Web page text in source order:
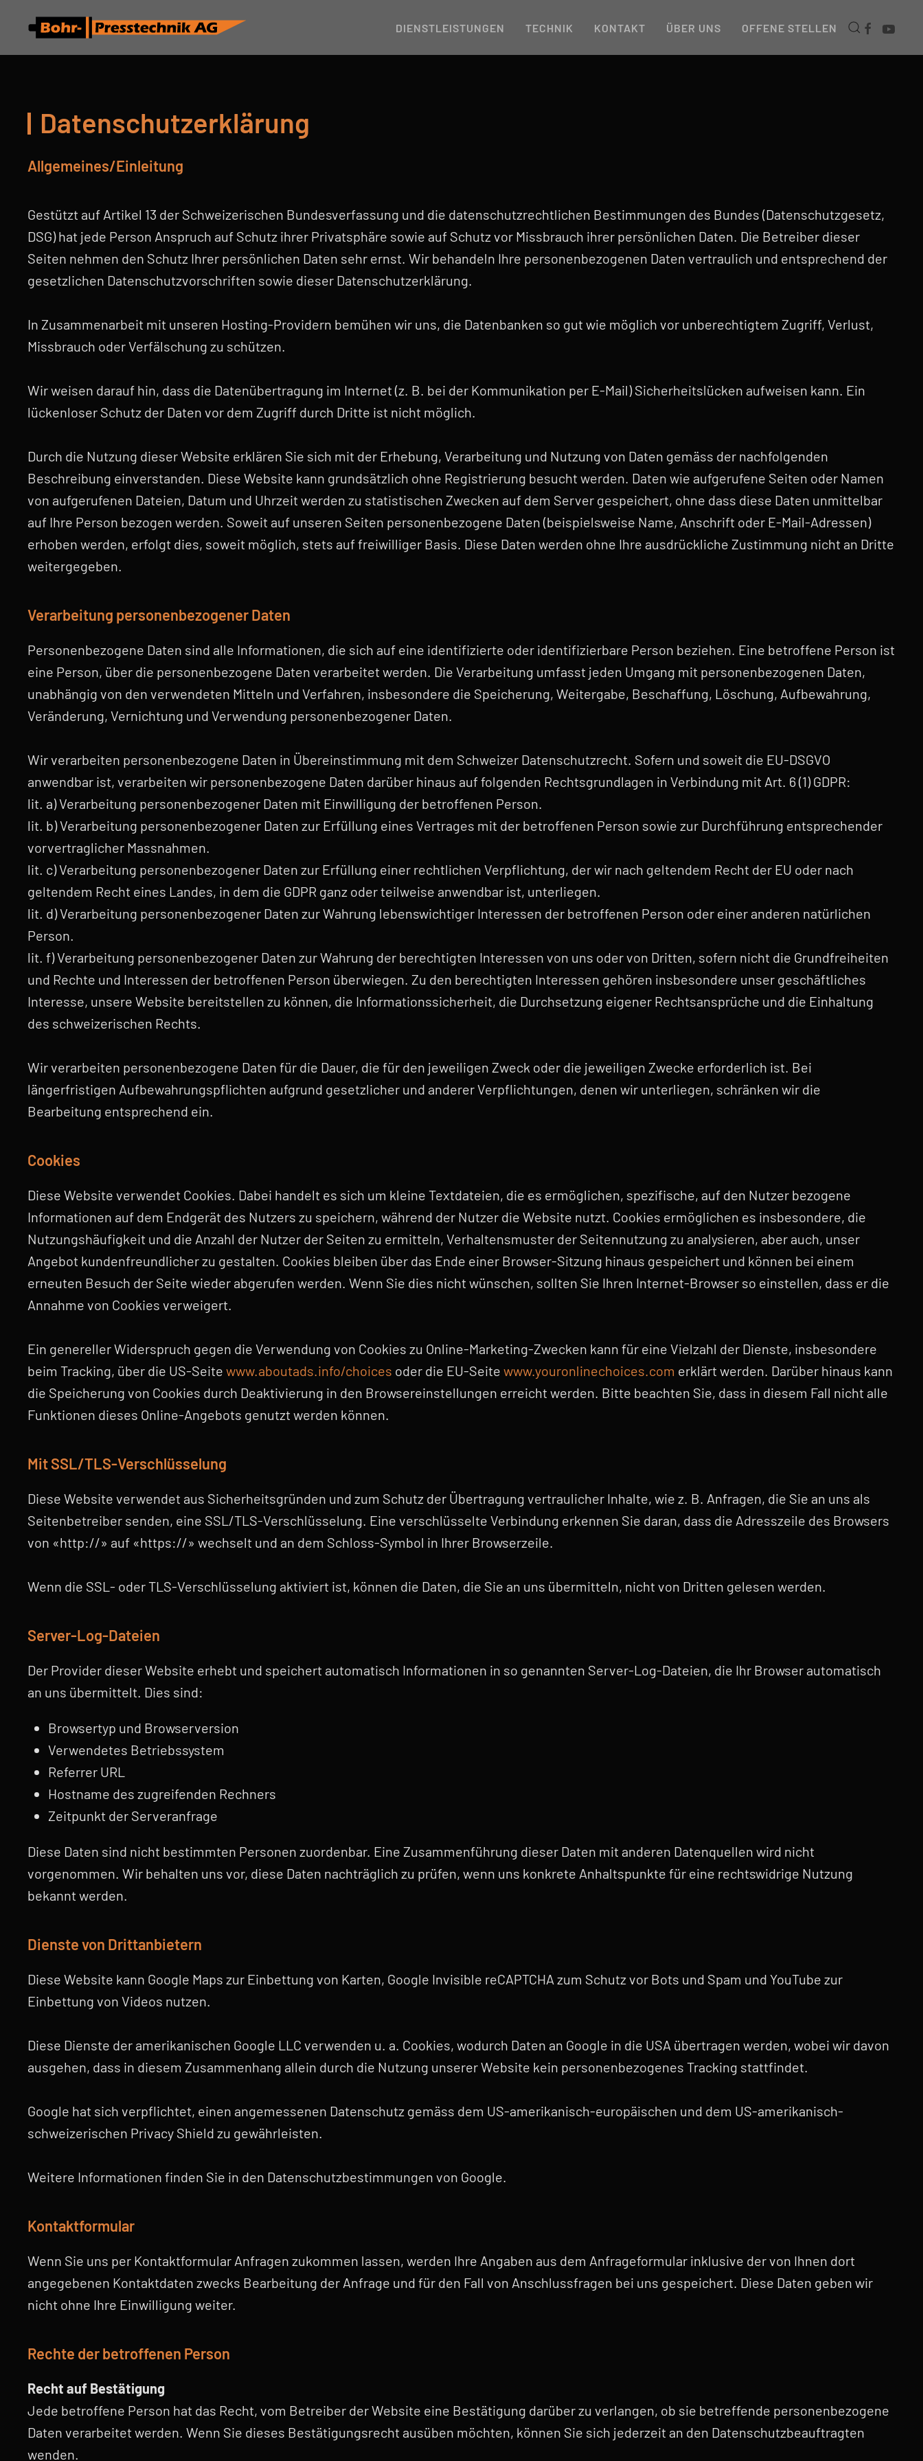
Zum Hauptinhalt springen DIENSTLEISTUNGEN TECHNIK KONTAKT ÜBER UNS OFFENE STELLEN
Datenschutzerklärung
Allgemeines/Einleitung
Gestützt auf Artikel 13 der Schweizerischen Bundesverfassung und die datenschutzrechtlichen Bestimmungen des Bundes (Datenschutzgesetz,
DSG) hat jede Person Anspruch auf Schutz ihrer Privatsphäre sowie auf Schutz vor Missbrauch ihrer persönlichen Daten. Die Betreiber dieser
Seiten nehmen den Schutz Ihrer persönlichen Daten sehr ernst. Wir behandeln Ihre personenbezogenen Daten vertraulich und entsprechend der
gesetzlichen Datenschutzvorschriften sowie dieser Datenschutzerklärung.
In Zusammenarbeit mit unseren Hosting-Providern bemühen wir uns, die Datenbanken so gut wie möglich vor unberechtigtem Zugriff, Verlust,
Missbrauch oder Verfälschung zu schützen.
Wir weisen darauf hin, dass die Datenübertragung im Internet (z. B. bei der Kommunikation per E-Mail) Sicherheitslücken aufweisen kann. Ein
lückenloser Schutz der Daten vor dem Zugriff durch Dritte ist nicht möglich.
Durch die Nutzung dieser Website erklären Sie sich mit der Erhebung, Verarbeitung und Nutzung von Daten gemäss der nachfolgenden
Beschreibung einverstanden. Diese Website kann grundsätzlich ohne Registrierung besucht werden. Daten wie aufgerufene Seiten oder Namen
von aufgerufenen Dateien, Datum und Uhrzeit werden zu statistischen Zwecken auf dem Server gespeichert, ohne dass diese Daten unmittelbar
auf Ihre Person bezogen werden. Soweit auf unseren Seiten personenbezogene Daten (beispielsweise Name, Anschrift oder E-Mail-Adressen)
erhoben werden, erfolgt dies, soweit möglich, stets auf freiwilliger Basis. Diese Daten werden ohne Ihre ausdrückliche Zustimmung nicht an Dritte
weitergegeben.
Verarbeitung personenbezogener Daten
Personenbezogene Daten sind alle Informationen, die sich auf eine identifizierte oder identifizierbare Person beziehen. Eine betroffene Person ist
eine Person, über die personenbezogene Daten verarbeitet werden. Die Verarbeitung umfasst jeden Umgang mit personenbezogenen Daten,
unabhängig von den verwendeten Mitteln und Verfahren, insbesondere die Speicherung, Weitergabe, Beschaffung, Löschung, Aufbewahrung,
Veränderung, Vernichtung und Verwendung personenbezogener Daten.
Wir verarbeiten personenbezogene Daten in Übereinstimmung mit dem Schweizer Datenschutzrecht. Sofern und soweit die EU-DSGVO
anwendbar ist, verarbeiten wir personenbezogene Daten darüber hinaus auf folgenden Rechtsgrundlagen in Verbindung mit Art. 6 (1) GDPR:
lit. a) Verarbeitung personenbezogener Daten mit Einwilligung der betroffenen Person.
lit. b) Verarbeitung personenbezogener Daten zur Erfüllung eines Vertrages mit der betroffenen Person sowie zur Durchführung entsprechender
vorvertraglicher Massnahmen.
lit. c) Verarbeitung personenbezogener Daten zur Erfüllung einer rechtlichen Verpflichtung, der wir nach geltendem Recht der EU oder nach
geltendem Recht eines Landes, in dem die GDPR ganz oder teilweise anwendbar ist, unterliegen.
lit. d) Verarbeitung personenbezogener Daten zur Wahrung lebenswichtiger Interessen der betroffenen Person oder einer anderen natürlichen
Person.
lit. f) Verarbeitung personenbezogener Daten zur Wahrung der berechtigten Interessen von uns oder von Dritten, sofern nicht die Grundfreiheiten
und Rechte und Interessen der betroffenen Person überwiegen. Zu den berechtigten Interessen gehören insbesondere unser geschäftliches
Interesse, unsere Website bereitstellen zu können, die Informationssicherheit, die Durchsetzung eigener Rechtsansprüche und die Einhaltung
des schweizerischen Rechts.
Wir verarbeiten personenbezogene Daten für die Dauer, die für den jeweiligen Zweck oder die jeweiligen Zwecke erforderlich ist. Bei
längerfristigen Aufbewahrungspflichten aufgrund gesetzlicher und anderer Verpflichtungen, denen wir unterliegen, schränken wir die
Bearbeitung entsprechend ein.
Cookies
Diese Website verwendet Cookies. Dabei handelt es sich um kleine Textdateien, die es ermöglichen, spezifische, auf den Nutzer bezogene
Informationen auf dem Endgerät des Nutzers zu speichern, während der Nutzer die Website nutzt. Cookies ermöglichen es insbesondere, die
Nutzungshäufigkeit und die Anzahl der Nutzer der Seiten zu ermitteln, Verhaltensmuster der Seitennutzung zu analysieren, aber auch, unser
Angebot kundenfreundlicher zu gestalten. Cookies bleiben über das Ende einer Browser-Sitzung hinaus gespeichert und können bei einem
erneuten Besuch der Seite wieder abgerufen werden. Wenn Sie dies nicht wünschen, sollten Sie Ihren Internet-Browser so einstellen, dass er die
Annahme von Cookies verweigert.
Ein genereller Widerspruch gegen die Verwendung von Cookies zu Online-Marketing-Zwecken kann für eine Vielzahl der Dienste, insbesondere
beim Tracking, über die US-Seite www.aboutads.info/choices oder die EU-Seite www.youronlinechoices.com erklärt werden. Darüber hinaus kann
die Speicherung von Cookies durch Deaktivierung in den Browsereinstellungen erreicht werden. Bitte beachten Sie, dass in diesem Fall nicht alle
Funktionen dieses Online-Angebots genutzt werden können.
Mit SSL/TLS-Verschlüsselung
Diese Website verwendet aus Sicherheitsgründen und zum Schutz der Übertragung vertraulicher Inhalte, wie z. B. Anfragen, die Sie an uns als
Seitenbetreiber senden, eine SSL/TLS-Verschlüsselung. Eine verschlüsselte Verbindung erkennen Sie daran, dass die Adresszeile des Browsers
von «http://» auf «https://» wechselt und an dem Schloss-Symbol in Ihrer Browserzeile.
Wenn die SSL- oder TLS-Verschlüsselung aktiviert ist, können die Daten, die Sie an uns übermitteln, nicht von Dritten gelesen werden.
Server-Log-Dateien
Der Provider dieser Website erhebt und speichert automatisch Informationen in so genannten Server-Log-Dateien, die Ihr Browser automatisch
an uns übermittelt. Dies sind:
Browsertyp und Browserversion
Verwendetes Betriebssystem
Referrer URL
Hostname des zugreifenden Rechners
Zeitpunkt der Serveranfrage
Diese Daten sind nicht bestimmten Personen zuordenbar. Eine Zusammenführung dieser Daten mit anderen Datenquellen wird nicht
vorgenommen. Wir behalten uns vor, diese Daten nachträglich zu prüfen, wenn uns konkrete Anhaltspunkte für eine rechtswidrige Nutzung
bekannt werden.
Dienste von Drittanbietern
Diese Website kann Google Maps zur Einbettung von Karten, Google Invisible reCAPTCHA zum Schutz vor Bots und Spam und YouTube zur
Einbettung von Videos nutzen.
Diese Dienste der amerikanischen Google LLC verwenden u. a. Cookies, wodurch Daten an Google in die USA übertragen werden, wobei wir davon
ausgehen, dass in diesem Zusammenhang allein durch die Nutzung unserer Website kein personenbezogenes Tracking stattfindet.
Google hat sich verpflichtet, einen angemessenen Datenschutz gemäss dem US-amerikanisch-europäischen und dem US-amerikanisch-
schweizerischen Privacy Shield zu gewährleisten.
Weitere Informationen finden Sie in den Datenschutzbestimmungen von Google.
Kontaktformular
Wenn Sie uns per Kontaktformular Anfragen zukommen lassen, werden Ihre Angaben aus dem Anfrageformular inklusive der von Ihnen dort
angegebenen Kontaktdaten zwecks Bearbeitung der Anfrage und für den Fall von Anschlussfragen bei uns gespeichert. Diese Daten geben wir
nicht ohne Ihre Einwilligung weiter.
Rechte der betroffenen Person
Recht auf Bestätigung
Jede betroffene Person hat das Recht, vom Betreiber der Website eine Bestätigung darüber zu verlangen, ob sie betreffende personenbezogene
Daten verarbeitet werden. Wenn Sie dieses Bestätigungsrecht ausüben möchten, können Sie sich jederzeit an den Datenschutzbeauftragten
wenden.